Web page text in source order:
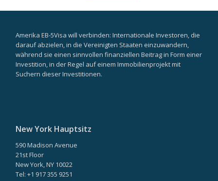
Amerika EB-5Visa will verbinden: Internationale Investoren, die
darauf abzielen, in die Vereinigten Staaten einzuwandern,
während sie einen sinnvollen finanziellen Beitrag in Form einer
Investition, in der Regel auf einem Immobilienprojekt mit
Suchern dieser Investitionen.
New York Hauptsitz
590 Madison Avenue
21st Floor
New York, NY 10022
Tel: +1 917 355 9251